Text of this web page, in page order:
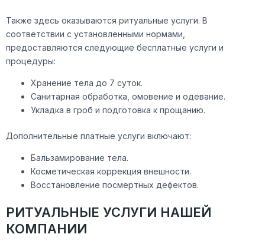
Также здесь оказываются ритуальные услуги. В
соответствии с установленными нормами,
предоставляются следующие бесплатные услуги и
процедуры:
Хранение тела до 7 суток.
Санитарная обработка, омовение и одевание.
Укладка в гроб и подготовка к прощанию.
Дополнительные платные услуги включают:
Бальзамирование тела.
Косметическая коррекция внешности.
Восстановление посмертных дефектов.
РИТУАЛЬНЫЕ УСЛУГИ НАШЕЙ
КОМПАНИИ